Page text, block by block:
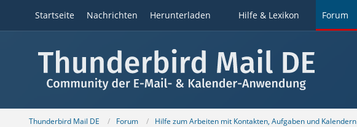
Startseite Nachrichten Herunterladen Hilfe & Lexikon Forum
Thunderbird Mail DE Forum Hilfe zum Arbeiten mit Kontakten, Aufgaben und Kalendern